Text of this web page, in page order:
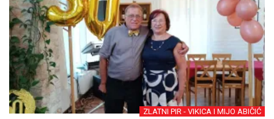
ZLATNI PIR - VIKICA I MIJO ABIČIĆ